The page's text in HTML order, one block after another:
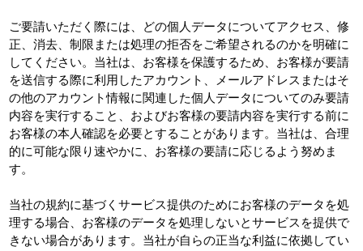
ご要請いただく際には、どの個人データについてアクセス、修
正、消去、制限または処理の拒否をご希望されるのかを明確に
してください。当社は、お客様を保護するため、お客様が要請
を送信する際に利用したアカウント、メールアドレスまたはそ
の他のアカウント情報に関連した個人データについてのみ要請
内容を実行すること、およびお客様の要請内容を実行する前に
お客様の本人確認を必要とすることがあります。当社は、合理
的に可能な限り速やかに、お客様の要請に応じるよう努めま
す。
当社の規約に基づくサービス提供のためにお客様のデータを処
理する場合、お客様のデータを処理しないとサービスを提供で
きない場合があります。当社が自らの正当な利益に依拠してい